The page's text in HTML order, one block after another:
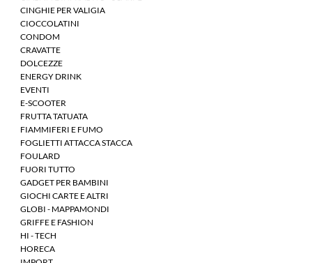
CINGHIE PER VALIGIA
CIOCCOLATINI
CONDOM
CRAVATTE
DOLCEZZE
ENERGY DRINK
EVENTI
E-SCOOTER
FRUTTA TATUATA
FIAMMIFERI E FUMO
FOGLIETTI ATTACCA STACCA
FOULARD
FUORI TUTTO
GADGET PER BAMBINI
GIOCHI CARTE E ALTRI
GLOBI - MAPPAMONDI
GRIFFE E FASHION
HI - TECH
HORECA